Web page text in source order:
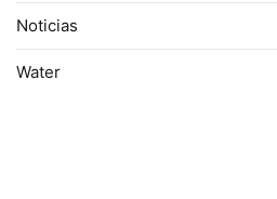
Noticias
Water